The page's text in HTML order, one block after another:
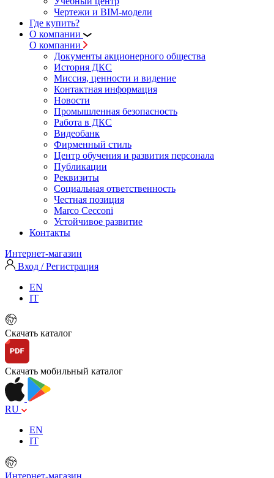
Чертежи и BIM-модели
Где купить?
О компании
О компании
Документы акционерного общества
История ДКС
Миссия, ценности и видение
Контактная информация
Новости
Промышленная безопасность
Работа в ДКС
Видеобанк
Фирменный стиль
Центр обучения и развития персонала
Публикации
Реквизиты
Социальная ответственность
Честная позиция
Marco Cecconi
Устойчивое развитие
Контакты
Интернет-магазин
Вход / Регистрация
EN
IT
Скачать каталог
Скачать мобильный каталог
RU
EN
IT
Интернет-магазин